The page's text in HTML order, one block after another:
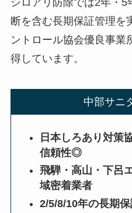
シロアリ防除では2年・
断を含む長期保証管理を
ントロール協会優良事業
得しています。
中部サニ
日本しろあり対策
信頼性◎
飛騨・高山・下呂
域密着業者
2/5/8/10年の長期